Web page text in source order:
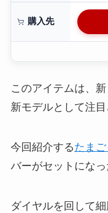
購入先
このアイテムは、
新モデルとして注目
今回紹介するたま
バーがセットになっ
ダイヤルを回して